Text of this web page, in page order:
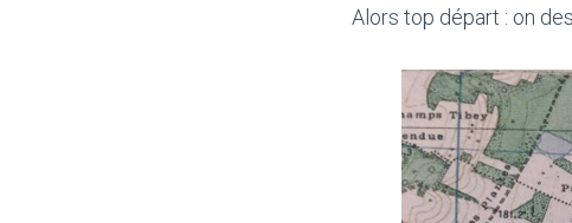
Alors top départ : on